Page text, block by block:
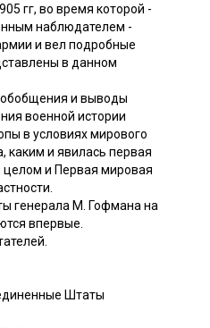
гг, во время которой -
наблюдателем -
и вел подробные
в данном
обобщения и выводы
военной истории
в условиях мирового
каким и явилась первая
целом и Первая мировая
генерала М. Гофмана на
впервые.
Штаты